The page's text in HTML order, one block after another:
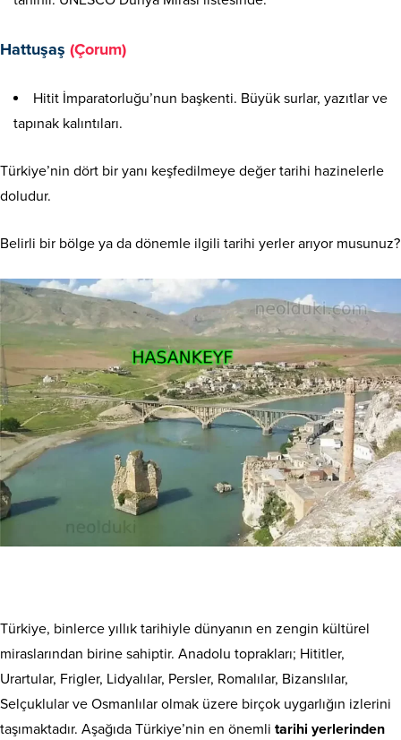
Hattuşaş (Çorum)
Hitit İmparatorluğu’nun başkenti. Büyük surlar, yazıtlar ve
tapınak kalıntıları.
Türkiye’nin dört bir yanı keşfedilmeye değer tarihi hazinelerle
doludur.
Belirli bir bölge ya da dönemle ilgili tarihi yerler arıyor musunuz?
Türkiye, binlerce yıllık tarihiyle dünyanın en zengin kültürel
miraslarından birine sahiptir. Anadolu toprakları; Hititler,
Urartular, Frigler, Lidyalılar, Persler, Romalılar, Bizanslılar,
Selçuklular ve Osmanlılar olmak üzere birçok uygarlığın izlerini
taşımaktadır. Aşağıda Türkiye’nin en önemli tarihi yerlerinden